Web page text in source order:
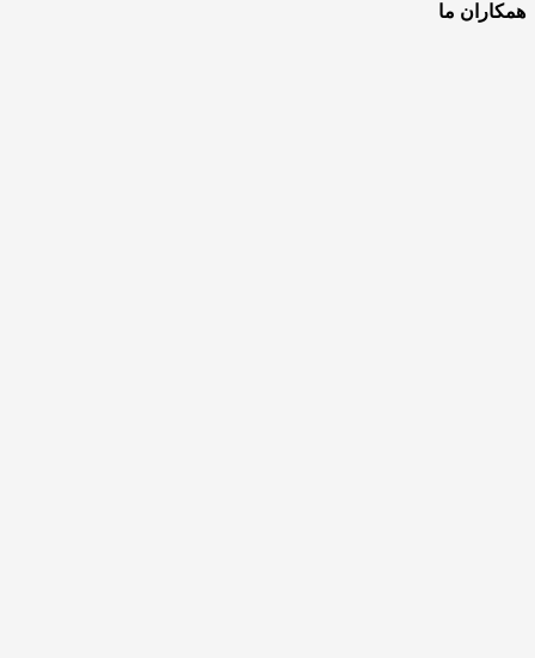
همکاران ما